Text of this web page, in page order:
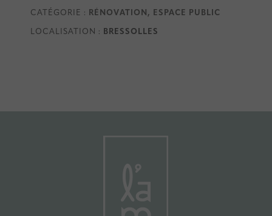
CATÉGORIE : RÉNOVATION, ESPACE PUBLIC
LOCALISATION : BRESSOLLES